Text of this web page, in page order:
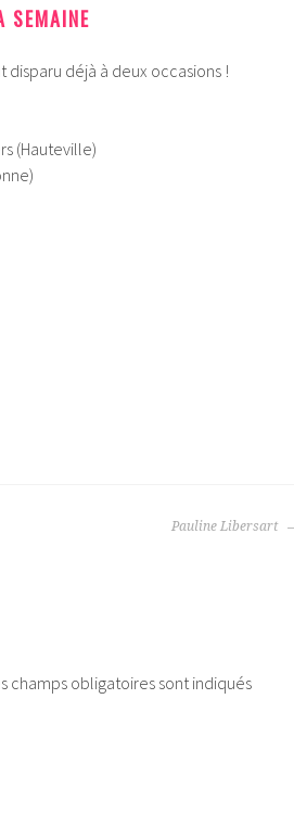
SEMAINE
disparu déjà à deux occasions !
(Hauteville)
Pauline Libersart
champs obligatoires sont indiqués